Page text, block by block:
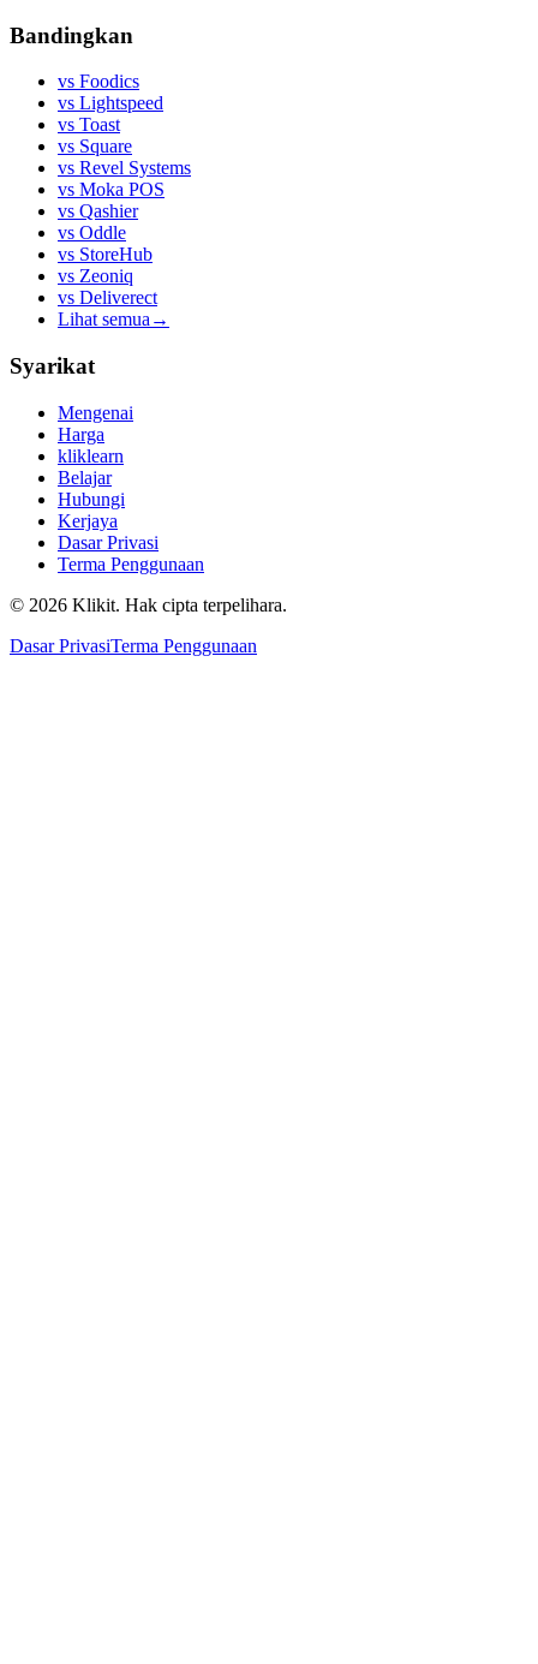
Bandingkan
vs Foodics
vs Lightspeed
vs Toast
vs Square
vs Revel Systems
vs Moka POS
vs Qashier
vs Oddle
vs StoreHub
vs Zeoniq
vs Deliverect
Lihat semua →
Syarikat
Mengenai
Harga
kliklearn
Belajar
Hubungi
Kerjaya
Dasar Privasi
Terma Penggunaan
© 2026 Klikit. Hak cipta terpelihara.
Dasar PrivasiTerma Penggunaan